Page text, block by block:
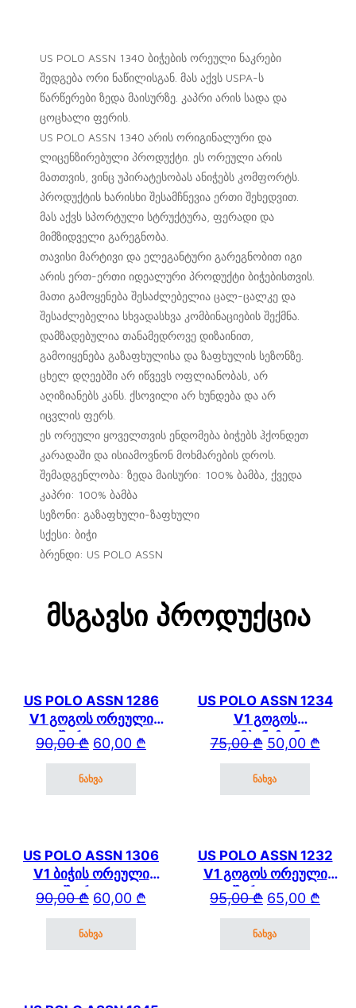
US POLO ASSN 1340 ბიჭების ორეული ნაკრები
შედგება ორი ნაწილისგან. მას აქვს USPA-ს
წარწერები ზედა მაისურზე. კაპრი არის სადა და
ცოცხალი ფერის.
US POLO ASSN 1340 არის ორიგინალური და
ლიცენზირებული პროდუქტი. ეს ორეული არის
მათთვის, ვინც უპირატესობას ანიჭებს კომფორტს.
პროდუქტის ხარისხი შესამჩნევია ერთი შეხედვით.
მას აქვს სპორტული სტრუქტურა, ფერადი და
მიმზიდველი გარეგნობა.
თავისი მარტივი და ელეგანტური გარეგნობით იგი
არის ერთ-ერთი იდეალური პროდუქტი ბიჭებისთვის.
მათი გამოყენება შესაძლებელია ცალ-ცალკე და
შესაძლებელია სხვადასხვა კომბინაციების შექმნა.
დამზადებულია თანამედროვე დიზაინით,
გამოიყენება გაზაფხულისა და ზაფხულის სეზონზე.
ცხელ დღეებში არ იწვევს ოფლიანობას, არ
აღიზიანებს კანს. ქსოვილი არ ხუნდება და არ
იცვლის ფერს.
ეს ორეული ყოველთვის ენდომება ბიჭებს ჰქონდეთ
კარადაში და ისიამოვნონ მოხმარების დროს.
შემადგენლობა: ზედა მაისური: 100% ბამბა, ქვედა
კაპრი: 100% ბამბა
სეზონი: გაზაფხული-ზაფხული
სქესი: ბიჭი
ბრენდი: US POLO ASSN
Მსგავსი Პროდუქცია
US POLO ASSN 1286
V1 გოგოს ორეული
შარვლით
90,00₾ Original price was: 90,00 ₾.
60,00 ₾
Current price is: 60,00 ₾.
ნახვა
US POLO ASSN 1234
V1 გოგოს
კომბინეზონი
75,00₾ Original price
50,00 ₾
Current price is:
ნახვა
US POLO ASSN 1306
V1 ბიჭის ორეული
შორტით
90,00₾ Original price was: 90,00 ₾.
60,00 ₾
Current price is: 60,00 ₾.
ნახვა
US POLO ASSN 1232
V1 გოგოს ორეული
შარვლით
95,00₾ Original price
65,00 ₾
Current price is:
ნახვა